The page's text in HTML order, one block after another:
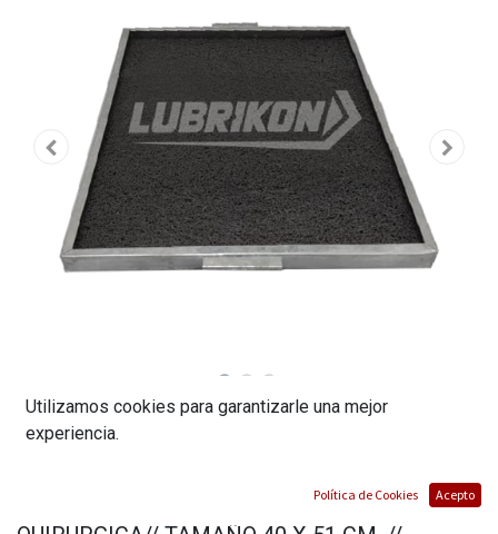
KIT DE PEDILUVIO // BANDEJA METALICA//
ANTIRESBALANTE// ALFOMBRA
Utilizamos cookies para garantizarle una mejor
experiencia.
Política de Cookies Acepto